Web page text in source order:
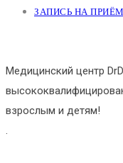
ЗАПИСЬ НА
Медицинский центр
взрослым и детям!
.